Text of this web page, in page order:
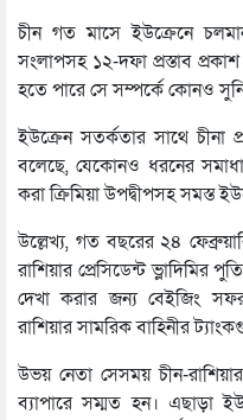
চীন গত মাসে ইউক্রেনে
সংলাপসহ ১২-দফা প্রস্তাব
হতে পারে সে সম্পর্কে কোনও
ইউক্রেন সতর্কতার সাথে চীনা
বলেছে, যেকোনও ধরনের
করা ক্রিমিয়া উপদ্বীপসহ সমস্ত
উল্লেখ্য, গত বছরের ২৪
রাশিয়ার প্রেসিডেন্ট ভ্লাদিমির
দেখা করার জন্য বেইজিং
রাশিয়ার সামরিক বাহিনীর
উভয় নেতা সেসময় চীন-
ব্যাপারে সম্মত হন। এছাড়া